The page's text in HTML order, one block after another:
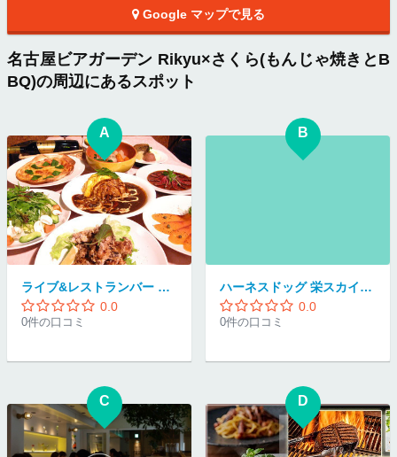
Google マップで見る
名古屋ビアガーデン Rikyu×さくら(もんじゃ焼きとB
BQ)の周辺にあるスポット
A
ライブ&レストランバー MEMORY LANE
0.0
0件の口コミ
B
ハーネスドッグ 栄スカイル店
0.0
0件の口コミ
C D